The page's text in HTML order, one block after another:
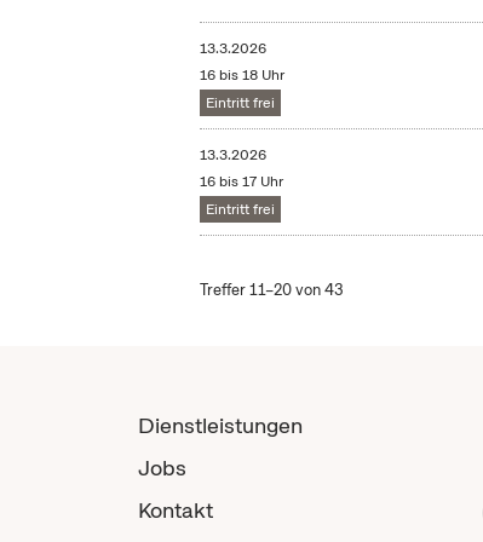
13.3.2026
16 bis 18 Uhr
Eintritt frei
13.3.2026
16 bis 17 Uhr
Eintritt frei
Treffer 11–20 von 43
Dienstleistungen
Jobs
Kontakt